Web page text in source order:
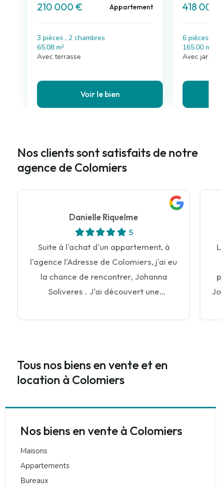
210 000 € Appartement
3 pièces , 2 chambres
65.08 m²
Avec terrasse
Voir le bien
418
6 pièces , 5
165.00 m²
Avec jardin
Nos clients sont satisfaits de notre
agence de Colomiers
Danielle Riquelme
5
Suite à l'achat d'un appartement, à
l'agence l'Adresse de Colomiers, j'ai eu
la chance de rencontrer, Johanna
Soliveres . J'ai découvert une
dans son travail, à l'écoute des besoins,
assez d'adjectifs pour la décrire. En
résumé, on aimerait avoir une amie
compter.
Tous nos biens en vente et en
location à Colomiers
Nos biens en vente à Colomiers
Maisons
Appartements
Bureaux